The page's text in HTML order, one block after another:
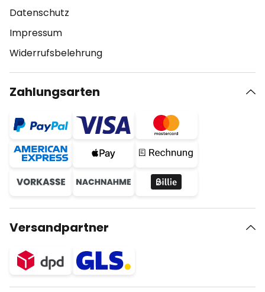
Datenschutz
Impressum
Widerrufsbelehrung
Zahlungsarten
Versandpartner